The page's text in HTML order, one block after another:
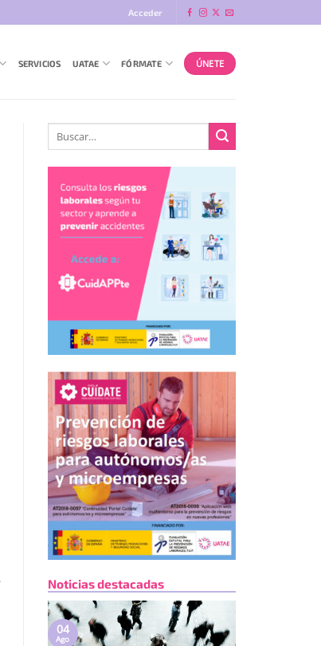
Acceder
SERVICIOS UATAE FÓRMATE ÚNETE
Noticias destacadas
04
Ago